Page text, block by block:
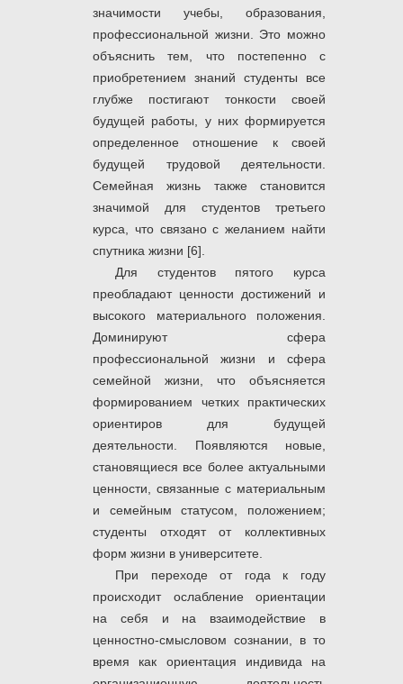
значимости учебы, образования,
профессиональной жизни. Это можно
объяснить тем, что постепенно с
приобретением знаний студенты все
глубже постигают тонкости своей
будущей работы, у них формируется
определенное отношение к своей
будущей трудовой деятельности.
Семейная жизнь также становится
значимой для студентов третьего
курса, что связано с желанием найти
спутника жизни [6].
Для студентов пятого курса
преобладают ценности достижений и
высокого материального положения.
Доминируют сфера
профессиональной жизни и сфера
семейной жизни, что объясняется
формированием четких практических
ориентиров для будущей
деятельности. Появляются новые,
становящиеся все более актуальными
ценности, связанные с материальным
и семейным статусом, положением;
студенты отходят от коллективных
форм жизни в университете.
При переходе от года к году
происходит ослабление ориентации
на себя и на взаимодействие в
ценностно-смысловом сознании, в то
время как ориентация индивида на